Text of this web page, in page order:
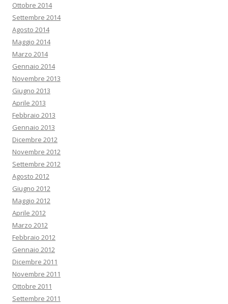
Ottobre 2014
Settembre 2014
Agosto 2014
Maggio 2014
Marzo 2014
Gennaio 2014
Novembre 2013
Giugno 2013
Aprile 2013
Febbraio 2013
Gennaio 2013
Dicembre 2012
Novembre 2012
Settembre 2012
Agosto 2012
Giugno 2012
Maggio 2012
Aprile 2012
Marzo 2012
Febbraio 2012
Gennaio 2012
Dicembre 2011
Novembre 2011
Ottobre 2011
Settembre 2011